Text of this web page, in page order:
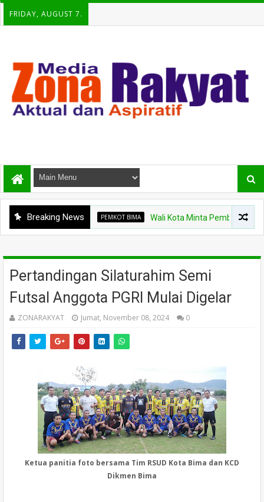
FRIDAY, AUGUST 7.
Breaking News
PEMKOT BIMA Wali Kota Minta Pembangunan Gedung
Pertandingan Silaturahim Semi
Futsal Anggota PGRI Mulai Digelar
ZONARAKYAT Jumat, November 08, 2024 0
Ketua panitia foto bersama Tim RSUD Kota Bima dan KCD
Dikmen Bima